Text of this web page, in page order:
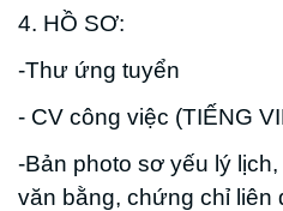
4. HỒ SƠ:
-Thư ứng tuyển
- CV công việc (TIẾNG
-Bản photo sơ yếu lý
văn bằng, chứng chỉ liên